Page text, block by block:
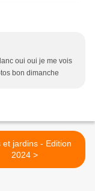
oui oui je me vois
bon dimanche
et jardins - Edition
2024 >